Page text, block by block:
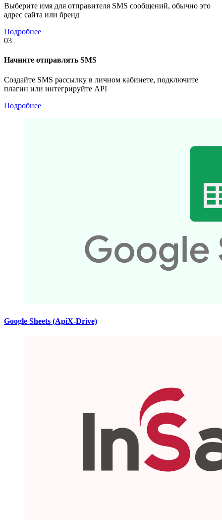
Выберите имя для отправителя SMS сообщений, обычно это
адрес сайта или бренд
Подробнее
03
Начните отправлять SMS
Создайте SMS рассылку в личном кабинете, подключите
плагин или интегрируйте API
Подробнее
Google Sheets (ApiX-Drive)